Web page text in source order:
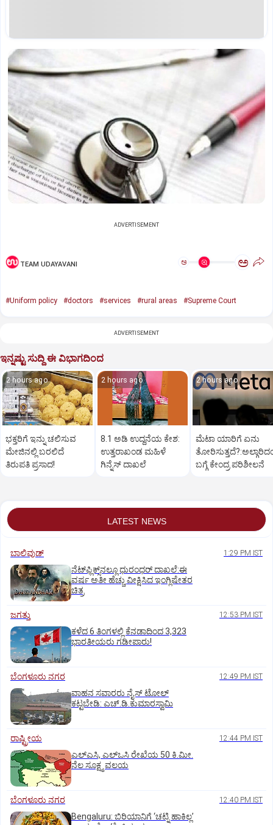
ADVERTISEMENT
TEAM UDAYAVANI ಅ ಅ
#Uniform policy #doctors #services #rural areas #Supreme Court
ADVERTISEMENT
ಇನ್ನಷ್ಟು ಸುದ್ದಿ ಈ ವಿಭಾಗದಿಂದ
2 hours ago
ಭಕ್ತರಿಗೆ ಇನ್ನು ಚಲಿಸುವ
ಮೇಜಿನಲ್ಲಿ ಬರಲಿದೆ
ತಿರುಪತಿ ಪ್ರಸಾದ!
2 hours ago
8.1 ಅಡಿ ಉದ್ದನೆಯ ಕೇಶ:
ಉತ್ತರಾಖಂಡ ಮಹಿಳೆ
ಗಿನ್ನೆಸ್‌ ದಾಖಲೆ
2 hours ago
ಮೆಟಾ ಯಾರಿಗೆ ಏನು
ಬಗ್ಗೆ ಕೇಂದ್ರ ಪರಿಶೀಲನೆ
LATEST NEWS
ಬಾಲಿವುಡ್‌ 1:29 PM IST
ನೆಟ್‌ಫ್ಲಿಕ್ಸ್‌ನಲ್ಲೂ ಧುರಂಧರ್‌ ದಾಖಲೆ:ಈ
ವರ್ಷ ಅತೀ ಹೆಚ್ಚು ವೀಕ್ಷಿಸಿದ ಇಂಗ್ಲಿಷೇತರ
ಚಿತ್ರ
ಜಗತ್ತು 12:53 PM IST
ಕಳೆದ 6 ತಿಂಗಳಲ್ಲಿ ಕೆನಡಾದಿಂದ 3,323
ಭಾರತೀಯರು ಗಡೀಪಾರು!
ಬೆಂಗಳೂರು ನಗರ 12:49 PM IST
ವಾಹನ ಸವಾರರು ನೈಸ್‌ ಟೋಲ್‌
ಕಟ್ಟಬೇಡಿ: ಎಚ್‌.ಡಿ.ಕುಮಾರಸ್ವಾಮಿ
ರಾಷ್ಟ್ರೀಯ 12:44 PM IST
ಎಲ್‌ಎಸಿ, ಎಲ್‌ಒಸಿ ರೇಖೆಯ 50 ಕಿ.ಮೀ.
ನೆಲ ಸೂಕ್ಷ್ಮ ವಲಯ
ಬೆಂಗಳೂರು ನಗರ 12:40 PM IST
Bengaluru: ಬಿರಿಯಾನಿಗೆ ‘ಚಟ್ನಿ ಹಾಕಿಲ್ಲ’